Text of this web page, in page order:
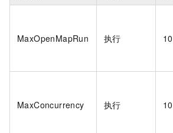
MaxOpenMapRun 执行 10
MaxConcurrency 执行